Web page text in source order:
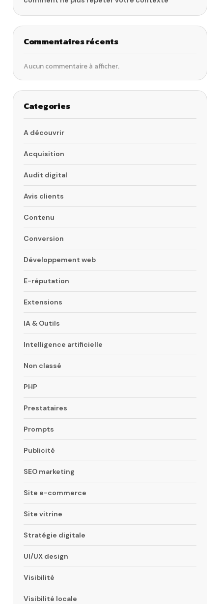
Commentaires récents
Aucun commentaire à afficher.
Categories
A découvrir
Acquisition
Audit digital
Avis clients
Contenu
Conversion
Développement web
E-réputation
Extensions
IA & Outils
Intelligence artificielle
Non classé
PHP
Prestataires
Prompts
Publicité
SEO marketing
Site e-commerce
Site vitrine
Stratégie digitale
UI/UX design
Visibilité
Visibilité locale